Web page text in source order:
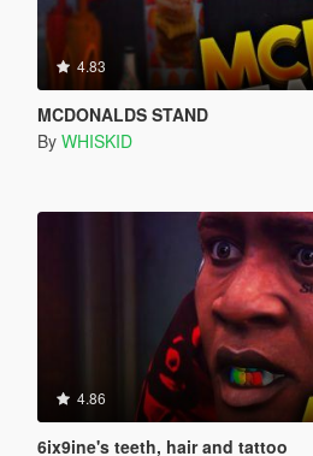
4.83
MCDONALDS STAND
By WHISKID
4.86
6ix9ine's teeth, hair and tattoo